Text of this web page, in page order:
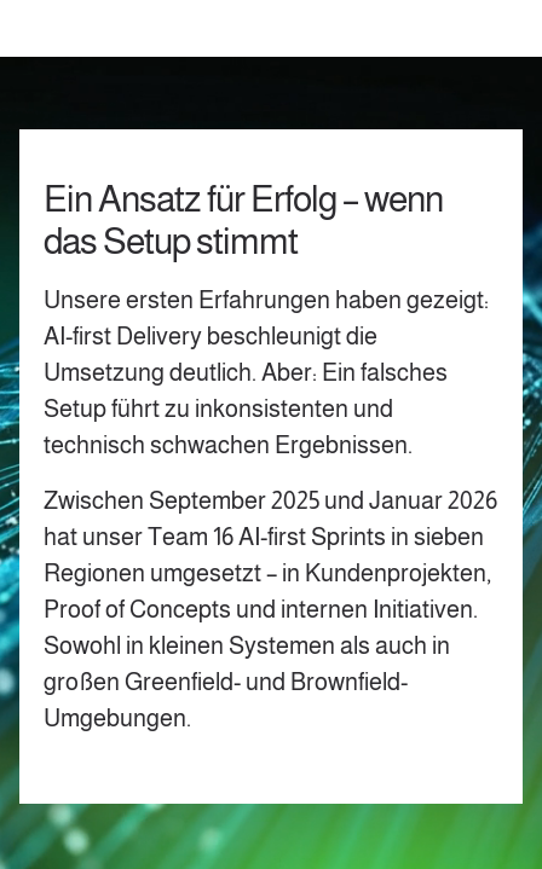
Ein Ansatz für Erfolg – wenn
das Setup stimmt
Unsere ersten Erfahrungen haben gezeigt:
AI-first Delivery beschleunigt die
Umsetzung deutlich. Aber: Ein falsches
Setup führt zu inkonsistenten und
technisch schwachen Ergebnissen.
Zwischen September 2025 und Januar 2026
hat unser Team 16 AI-first Sprints in sieben
Regionen umgesetzt – in Kundenprojekten,
Proof of Concepts und internen Initiativen.
Sowohl in kleinen Systemen als auch in
großen Greenfield- und Brownfield-
Umgebungen.